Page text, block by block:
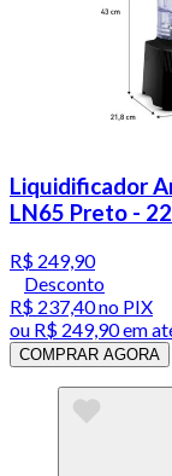
Liquidificador
LN65 Preto -
R$ 249,90
Desconto
R$ 237,40no PIX
ou R$ 249,90em
COMPRAR AGORA